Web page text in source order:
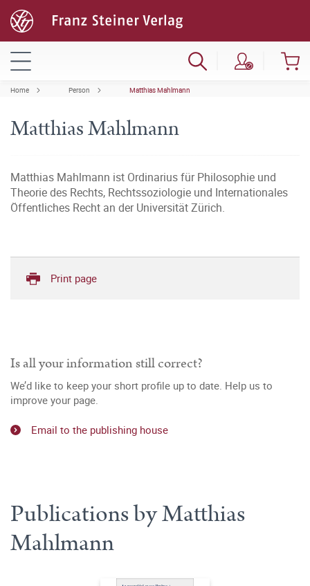
Home Person Matthias Mahlmann
Matthias Mahlmann
Matthias Mahlmann ist Ordinarius für Philosophie und
Theorie des Rechts, Rechtssoziologie und Internationales
Öffentliches Recht an der Universität Zürich.
Print page
Is all your information still correct?
We’d like to keep your short profile up to date. Help us to
improve your page.
Email to the publishing house
Publications by Matthias
Mahlmann